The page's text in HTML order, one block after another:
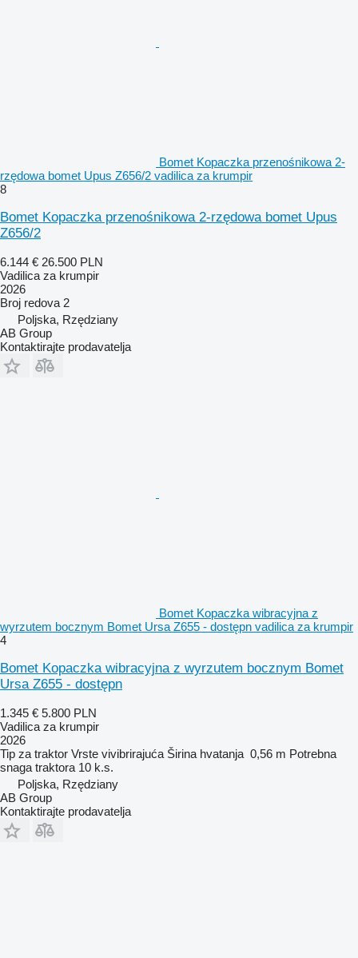
Bomet Kopaczka przenośnikowa 2-
rzędowa bomet Upus Z656/2 vadilica za krumpir
8
Bomet Kopaczka przenośnikowa 2-rzędowa bomet Upus
Z656/2
6.144 € 26.500 PLN
Vadilica za krumpir
2026
Broj redova 2
Poljska, Rzędziany
AB Group
Kontaktirajte prodavatelja
Bomet Kopaczka wibracyjna z
wyrzutem bocznym Bomet Ursa Z655 - dostępn vadilica za krumpir
4
Bomet Kopaczka wibracyjna z wyrzutem bocznym Bomet
Ursa Z655 - dostępn
1.345 € 5.800 PLN
Vadilica za krumpir
2026
Tip za traktor Vrste vivibrirajuća Širina hvatanja 0,56 m Potrebna
snaga traktora 10 k.s.
Poljska, Rzędziany
AB Group
Kontaktirajte prodavatelja